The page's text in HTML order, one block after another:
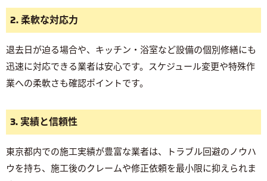
2. 柔軟な対応力
退去日が迫る場合や、キッチン・浴室など設備の個別修繕にも
迅速に対応できる業者は安心です。スケジュール変更や特殊作
業への柔軟さも確認ポイントです。
3. 実績と信頼性
東京都内での施工実績が豊富な業者は、トラブル回避のノウハ
ウを持ち、施工後のクレームや修正依頼を最小限に抑えられま